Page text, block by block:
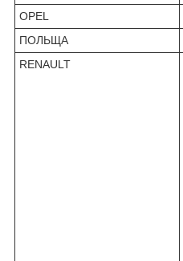
OPEL
ПОЛЬЩА
RENAULT